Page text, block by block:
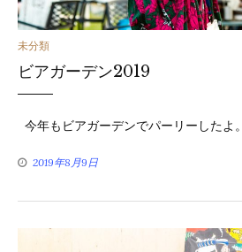
カ
テ
ー
未分類
ビアガーデン2019
今年もビアガーデンでパーリーしたよ
2019年8月9日